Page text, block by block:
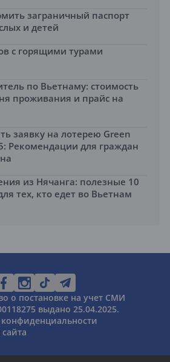
заграничный паспорт
и детей
с горящими турами
по Вьетнаму: стоимость
проживания и прайс на
заявку на лотерею Green
Рекомендации для граждан
из Нячанга: полезные 10
тех, кто едет во Вьетнам
о постановке на учет СМИ
выдано 25.04.2025.